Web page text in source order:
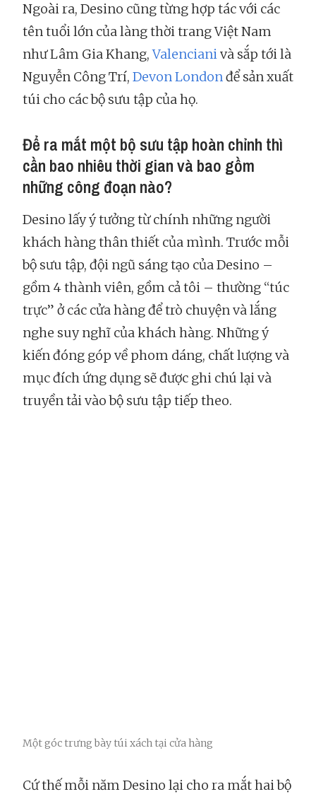
Ngoài ra, Desino cũng từng hợp tác với các
tên tuổi lớn của làng thời trang Việt Nam
như Lâm Gia Khang,Valencianivà sắp tới là
Nguyễn Công Trí, Devon Londonđể sản xuất
túi cho các bộ sưu tập của họ.
Để ra mắt một bộ sưu tập hoàn chỉnh thì
cần bao nhiêu thời gian và bao gồm
những công đoạn nào?
Desino lấy ý tưởng từ chính những người
khách hàng thân thiết của mình. Trước mỗi
bộ sưu tập, đội ngũ sáng tạo của Desino –
gồm 4 thành viên, gồm cả tôi – thường “túc
trực” ở các cửa hàng để trò chuyện và lắng
nghe suy nghĩ của khách hàng. Những ý
kiến đóng góp về phom dáng, chất lượng và
mục đích ứng dụng sẽ được ghi chú lại và
truyền tải vào bộ sưu tập tiếp theo.
Một góc trưng bày túi xách tại cửa hàng
Cứ thế mỗi năm Desino lại cho ra mắt hai bộ